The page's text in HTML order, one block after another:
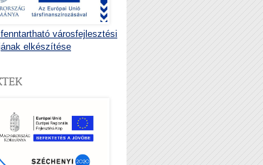
városfejlesztési
elkészítése